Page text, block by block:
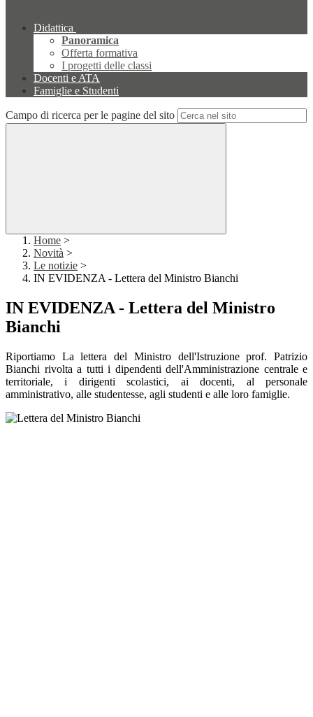
Didattica
Panoramica
Offerta formativa
I progetti delle classi
Docenti e ATA
Famiglie e Studenti
Campo di ricerca per le pagine del sito
Home >
Novità >
Le notizie >
IN EVIDENZA - Lettera del Ministro Bianchi
IN EVIDENZA - Lettera del Ministro
Bianchi
Riportiamo La lettera del Ministro dell'Istruzione prof. Patrizio
Bianchi rivolta a tutti i dipendenti dell'Amministrazione centrale e
territoriale, i dirigenti scolastici, ai docenti, al personale
amministrativo, alle studentesse, agli studenti e alle loro famiglie.